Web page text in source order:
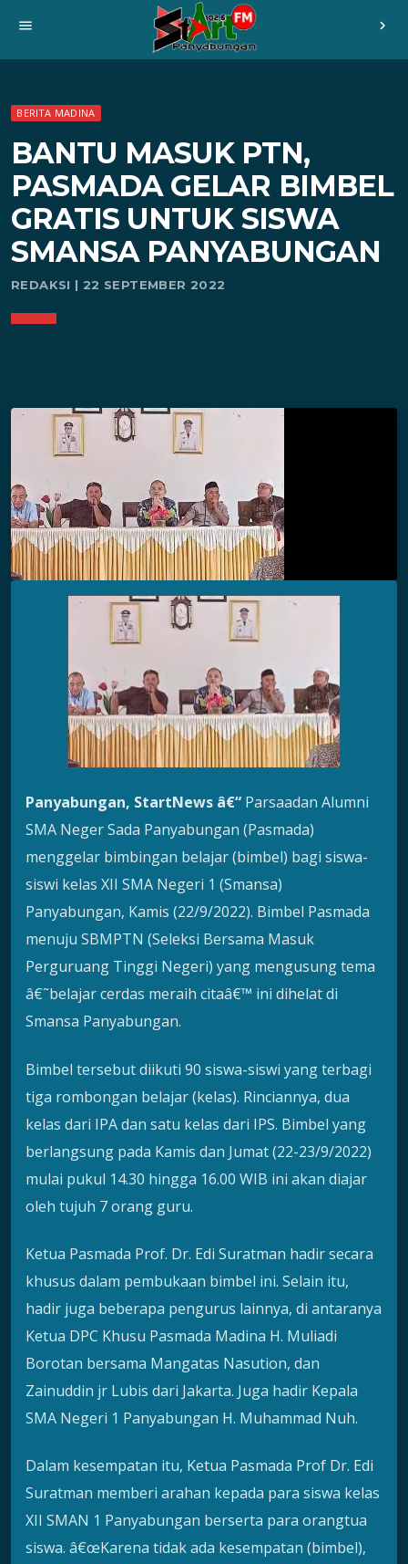
menu chevron_right
BERITA MADINA
BANTU MASUK PTN,
PASMADA GELAR BIMBEL
GRATIS UNTUK SISWA
SMANSA PANYABUNGAN
REDAKSI | 22 SEPTEMBER 2022
Panyabungan, StartNews â€“ Parsaadan Alumni
SMA Neger Sada Panyabungan (Pasmada)
menggelar bimbingan belajar (bimbel) bagi siswa-
siswi kelas XII SMA Negeri 1 (Smansa)
Panyabungan, Kamis (22/9/2022). Bimbel Pasmada
menuju SBMPTN (Seleksi Bersama Masuk
Perguruang Tinggi Negeri) yang mengusung tema
â€˜belajar cerdas meraih citaâ€™ ini dihelat di
Smansa Panyabungan.
Bimbel tersebut diikuti 90 siswa-siswi yang terbagi
tiga rombongan belajar (kelas). Rinciannya, dua
kelas dari IPA dan satu kelas dari IPS. Bimbel yang
berlangsung pada Kamis dan Jumat (22-23/9/2022)
mulai pukul 14.30 hingga 16.00 WIB ini akan diajar
oleh tujuh 7 orang guru.
Ketua Pasmada Prof. Dr. Edi Suratman hadir secara
khusus dalam pembukaan bimbel ini. Selain itu,
hadir juga beberapa pengurus lainnya, di antaranya
Ketua DPC Khusu Pasmada Madina H. Muliadi
Borotan bersama Mangatas Nasution, dan
Zainuddin jr Lubis dari Jakarta. Juga hadir Kepala
SMA Negeri 1 Panyabungan H. Muhammad Nuh.
Dalam kesempatan itu, Ketua Pasmada Prof Dr. Edi
Suratman memberi arahan kepada para siswa kelas
XII SMAN 1 Panyabungan berserta para orangtua
siswa. â€œKarena tidak ada kesempatan (bimbel),